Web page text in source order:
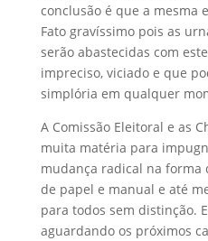
conclusão é que a mesma
Fato gravíssimo pois as
serão abastecidas com
impreciso, viciado e que
simplória em qualquer
A Comissão Eleitoral e as
muita matéria para
mudança radical na forma
de papel e manual e até
para todos sem distinção.
aguardando os próximos